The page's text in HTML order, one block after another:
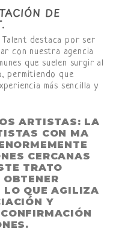
DE
destaca por ser
con nuestra agencia
que suelen surgir al
permitiendo que
más sencilla y
ARTISTAS: LA
CON MA
CERCANAS
TRATO
LO QUE AGILIZA
Y